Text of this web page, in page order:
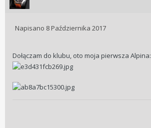
Napisano 8 Października 2017
Dołączam do klubu, oto moja pierwsza Alpina: